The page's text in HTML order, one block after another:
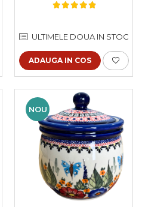
manual, 17,0 x 14,5 cm
ULTIMELE DOUA IN STOC
ADAUGA IN COS
NOU